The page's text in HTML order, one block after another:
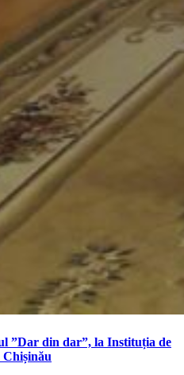
”Dar din dar”, la Instituția de